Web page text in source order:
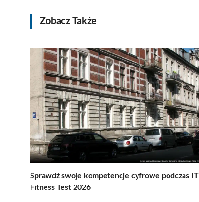
Zobacz Także
Sprawdź swoje kompetencje cyfrowe podczas IT
Fitness Test 2026